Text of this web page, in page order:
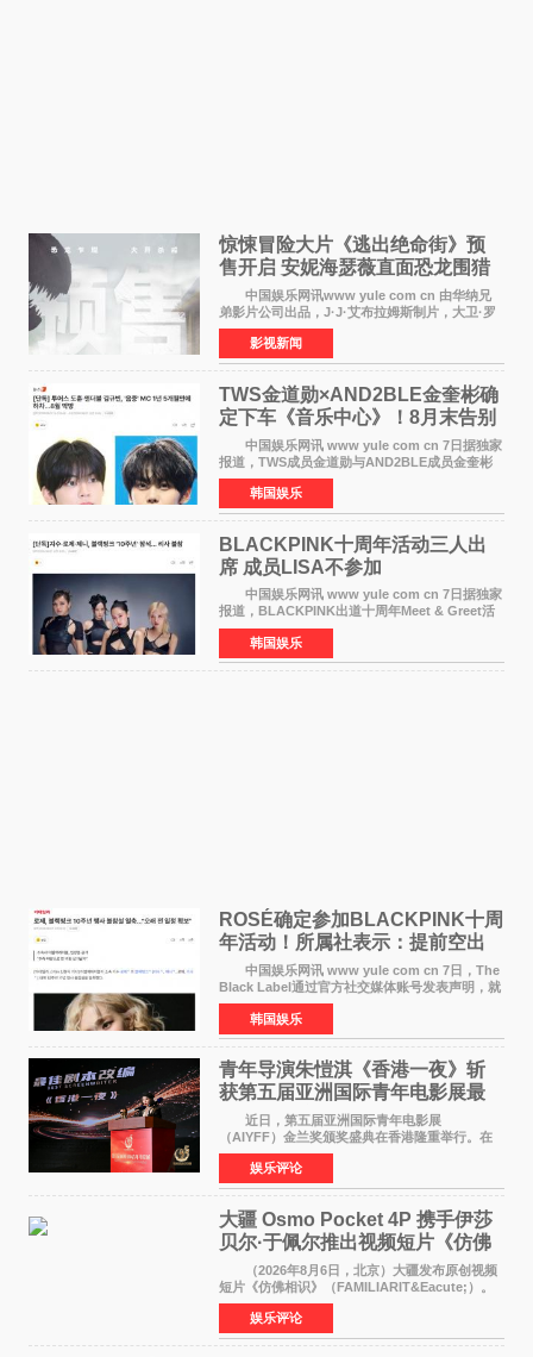
惊悚冒险大片《逃出绝命街》预
售开启 安妮海瑟薇直面恐龙围猎
中国娱乐网讯www yule com cn 由华纳兄
弟影片公司出品，J·J·艾布拉姆斯制片，大卫·罗
伯特·米切尔执导，好莱坞巨星安妮·海瑟薇和伊万
·麦克格雷格领衔主演的2026暑期惊悚冒险大片
《逃出绝
影视新闻
TWS金道勋×AND2BLE金奎彬确
定下车《音乐中心》！8月末告别
MC席位
中国娱乐网讯 www yule com cn 7日据独家
报道，TWS成员金道勋与AND2BLE成员金奎彬
将于8月离开《音乐中心》MC的位置。 金道
勋与金奎彬于去年3月与H2H A-NA一起被选为
《音乐中心》MC，约1
韩国娱乐
BLACKPINK十周年活动三人出
席 成员LISA不参加
中国娱乐网讯 www yule com cn 7日据独家
报道，BLACKPINK出道十周年Meet & Greet活
动将由智秀、ROS&Eacute;、JENNIE出席，
LISA将缺席。 此前BLACKPINK所属社YG并
未为组合出道十周年做
韩国娱乐
ROSÉ确定参加BLACKPINK十周
年活动！所属社表示：提前空出
了时间
中国娱乐网讯 www yule com cn 7日，The
Black Label通过官方社交媒体账号发表声明，就
近期网络上关于ROS&Eacute;个人行程及是否参
加BLACKPINK出道纪念活动的种种猜测作出正
式回应。 Th
韩国娱乐
青年导演朱愷淇《香港一夜》斩
获第五届亚洲国际青年电影展最
佳剧本改编奖
近日，第五届亚洲国际青年电影展
（AIYFF）金兰奖颁奖盛典在香港隆重举行。在
这场汇聚数百位海内外电影人、文化界人士及媒
体代表的亚洲青年影视盛会上，香港本土电影
《香港一夜》（Dawn in Ho
娱乐评论
大疆 Osmo Pocket 4P 携手伊莎
贝尔·于佩尔推出视频短片《仿佛
相识》
（2026年8月6日，北京）大疆发布原创视频
短片《仿佛相识》（FAMILIARIT&Eacute;）。
视频短片由戛纳国际电影节最佳女演员伊莎贝尔·
于佩尔（Isabelle Huppert）主演，全程使用大
疆首款双主摄口
娱乐评论